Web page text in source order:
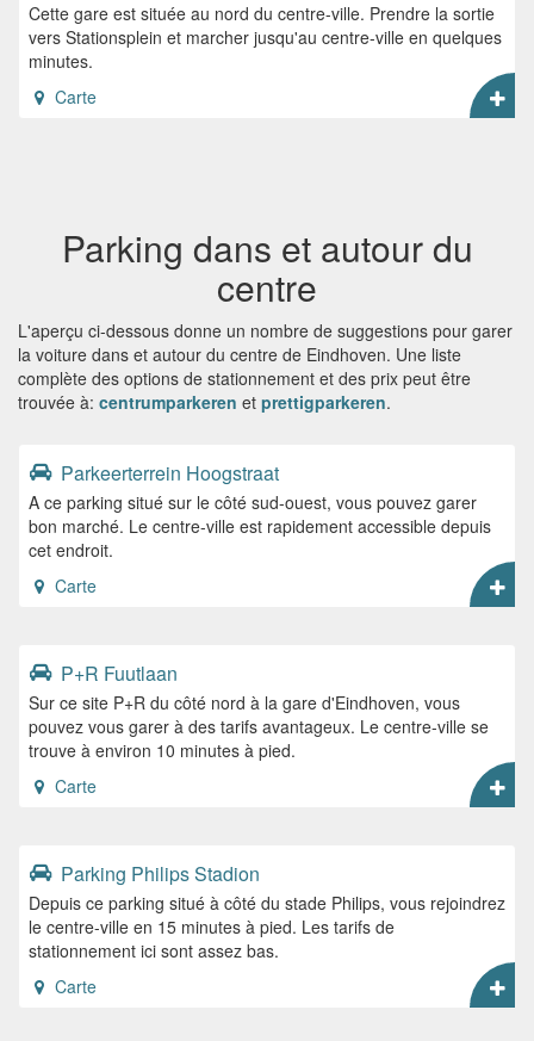
Cette gare est située au nord du centre-ville. Prendre la sortie
vers Stationsplein et marcher jusqu'au centre-ville en quelques
minutes.
Carte
Parking dans et autour du
centre
L'aperçu ci-dessous donne un nombre de suggestions pour garer
la voiture dans et autour du centre de Eindhoven. Une liste
complète des options de stationnement et des prix peut être
trouvée à: centrumparkeren et prettigparkeren.
Parkeerterrein Hoogstraat
A ce parking situé sur le côté sud-ouest, vous pouvez garer
bon marché. Le centre-ville est rapidement accessible depuis
cet endroit.
Carte
P+R Fuutlaan
Sur ce site P+R du côté nord à la gare d'Eindhoven, vous
pouvez vous garer à des tarifs avantageux. Le centre-ville se
trouve à environ 10 minutes à pied.
Carte
Parking Philips Stadion
Depuis ce parking situé à côté du stade Philips, vous rejoindrez
le centre-ville en 15 minutes à pied. Les tarifs de
stationnement ici sont assez bas.
Carte